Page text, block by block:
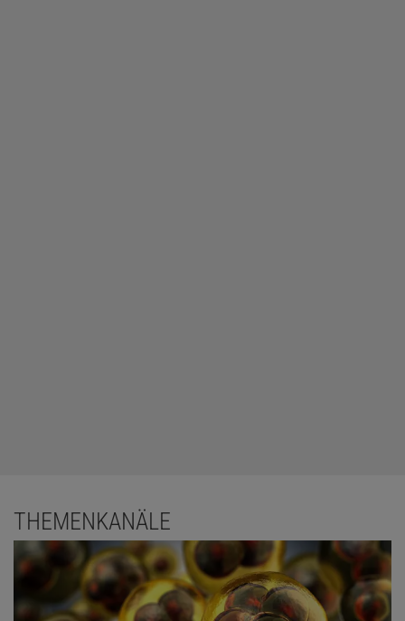
THEMENKANÄLE